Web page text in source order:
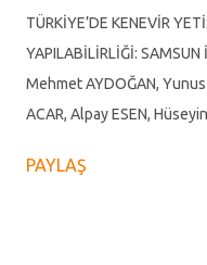
kullanım alanı olan
her alanda alternatif olan,
TÜRKİYE’DE KENEVİR
YAPILABİLİRLİĞİ: SAMSUN
Mehmet AYDOĞAN,
ACAR, Alpay ESEN,
Makalesi ÖZ Bu çalışma
PAYLAŞ